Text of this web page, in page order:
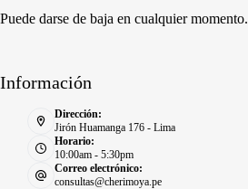
Puede darse de baja en cualquier momento.
Información
Dirección:
Jirón Huamanga 176 - Lima
Horario:
10:00am - 5:30pm
Correo electrónico:
consultas@cherimoya.pe